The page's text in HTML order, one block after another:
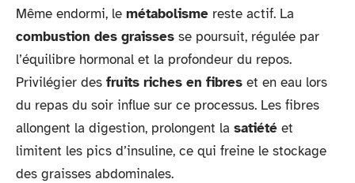
Même endormi, le métabolisme reste actif. La
combustion des graisses se poursuit, régulée par
l’équilibre hormonal et la profondeur du repos.
Privilégier des fruits riches en fibres et en eau lors
du repas du soir influe sur ce processus. Les fibres
allongent la digestion, prolongent la satiété et
limitent les pics d’insuline, ce qui freine le stockage
des graisses abdominales.